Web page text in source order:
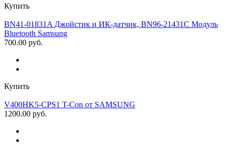
Купить
BN41-01831A Джойстик и ИК-датчик, BN96-21431C Модуль
Bluetooth Samsung
700.00 руб.
Купить
V400HK5-CPS1 T-Con от SAMSUNG
1200.00 руб.